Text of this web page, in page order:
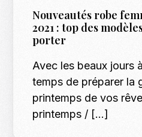
Nouveautés robe
2021 : top des
porter
Avec les beaux jours
temps de préparer la
printemps de vos
printemps / […]